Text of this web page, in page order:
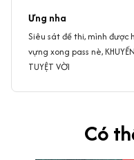
Ưng nha
Siêu sát đề thi, mình được
vựng xong pass nè,
TUYỆT VỜI
Có